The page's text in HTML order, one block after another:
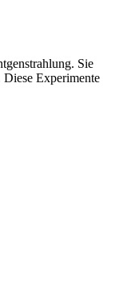
Sie
Diese Experimente